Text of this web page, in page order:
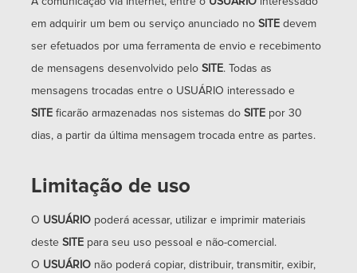
em adquirir um bem ou serviço anunciado no SITE devem
ser efetuados por uma ferramenta de envio e recebimento
de mensagens desenvolvido pelo SITE. Todas as
mensagens trocadas entre o USUÁRIO interessado e
SITE ficarão armazenadas nos sistemas do SITE por 30
dias, a partir da última mensagem trocada entre as partes.
Limitação de uso
O USUÁRIO poderá acessar, utilizar e imprimir materiais
deste SITE para seu uso pessoal e não-comercial.
O USUÁRIO não poderá copiar, distribuir, transmitir, exibir,